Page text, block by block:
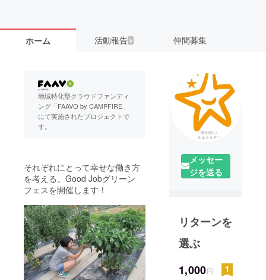
ホーム 活動報告9 仲間募集
地域特化型クラウドファンディ
ング「FAAVO by CAMPFIRE」
にて実施されたプロジェクトで
す。
それぞれにとって幸せな働き方
を考える。Good Jobグリーン
フェスを開催します！
メッセー
ジを送る
リターンを
選ぶ
1,000円